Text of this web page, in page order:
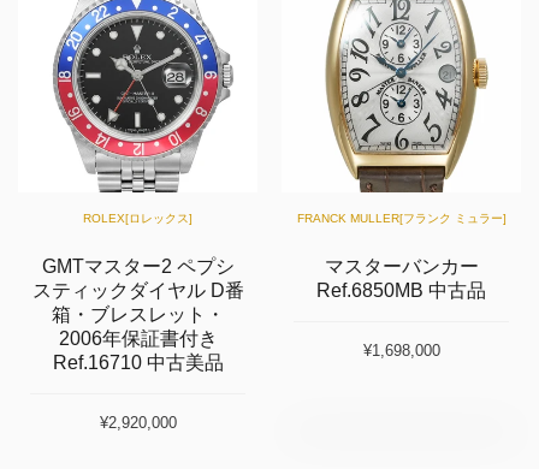
ROLEX[ロレックス]
GMTマスター2 ペプシ
スティックダイヤル D番
箱・ブレスレット・
2006年保証書付き
Ref.16710 中古美品
¥2,920,000
FRANCK MULLER[フランク ミュラー]
マスターバンカー
Ref.6850MB 中古品
¥1,698,000